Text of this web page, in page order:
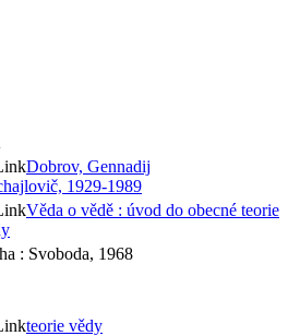
Dobrov, Gennadij
1929-1989
Věda o vědě : úvod do obecné teorie
: Svoboda, 1968
teorie vědy